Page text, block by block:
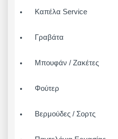
Καπέλα Service
Γραβάτα
Μπουφάν / Ζακέτες
Φούτερ
Βερμούδες / Σορτς